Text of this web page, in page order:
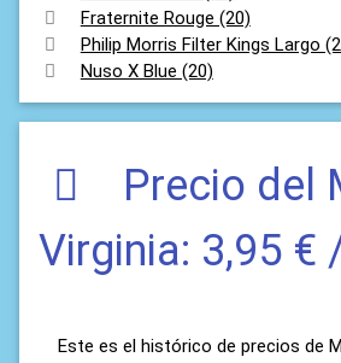
Fraternite Rouge (20)
Philip Morris Filter Kings Largo
Nuso X Blue (20)
Precio del
Virginia: 3,95 €
Este es el histórico de precios de